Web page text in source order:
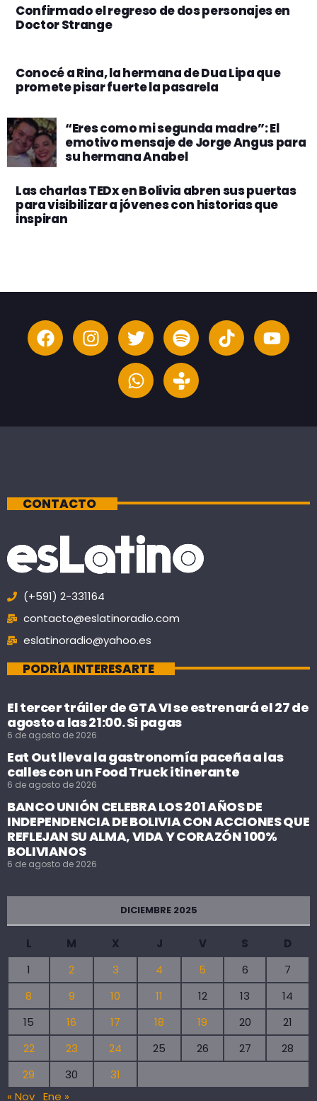
Confirmado el regreso de dos personajes en
Doctor Strange
Conocé a Rina, la hermana de Dua Lipa que
promete pisar fuerte la pasarela
“Eres como mi segunda madre”: El
emotivo mensaje de Jorge Angus para
su hermana Anabel
Las charlas TEDx en Bolivia abren sus puertas
para visibilizar a jóvenes con historias que
inspiran
CONTACTO
(+591) 2-331164
contacto@eslatinoradio.com
eslatinoradio@yahoo.es
PODRÍA INTERESARTE
El tercer tráiler de GTA VI se estrenará el 27 de
agosto a las 21:00. Si pagas
6 de agosto de 2026
Eat Out lleva la gastronomía paceña a las
calles con un Food Truck itinerante
6 de agosto de 2026
BANCO UNIÓN CELEBRA LOS 201 AÑOS DE
INDEPENDENCIA DE BOLIVIA CON ACCIONES QUE
REFLEJAN SU ALMA, VIDA Y CORAZÓN 100%
BOLIVIANOS
6 de agosto de 2026
DICIEMBRE 2025
L M X J V S
D
1
2 3 4 5 6
7
8
9 10 11 12 13
14
15
16 17 18 19 20
21
22
23 24 25 26 27
28
29
30
31
« Nov Ene »